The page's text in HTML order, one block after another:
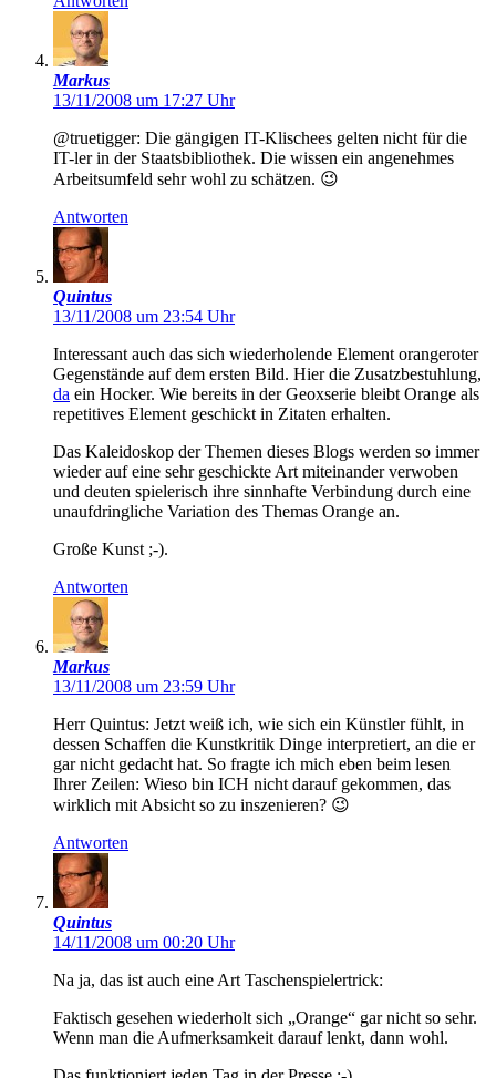
Markus
13/11/2008 um 17:27 Uhr
@truetigger: Die gängigen IT-Klischees gelten nicht für die
IT-ler in der Staatsbibliothek. Die wissen ein angenehmes
Arbeitsumfeld sehr wohl zu schätzen. 😉
Antworten
Quintus
13/11/2008 um 23:54 Uhr
Interessant auch das sich wiederholende Element orangeroter
Gegenstände auf dem ersten Bild. Hier die Zusatzbestuhlung,
da ein Hocker. Wie bereits in der Geoxserie bleibt Orange als
repetitives Element geschickt in Zitaten erhalten.
Das Kaleidoskop der Themen dieses Blogs werden so immer
wieder auf eine sehr geschickte Art miteinander verwoben
und deuten spielerisch ihre sinnhafte Verbindung durch eine
unaufdringliche Variation des Themas Orange an.
Große Kunst ;-).
Antworten
Markus
13/11/2008 um 23:59 Uhr
Herr Quintus: Jetzt weiß ich, wie sich ein Künstler fühlt, in
dessen Schaffen die Kunstkritik Dinge interpretiert, an die er
gar nicht gedacht hat. So fragte ich mich eben beim lesen
Ihrer Zeilen: Wieso bin ICH nicht darauf gekommen, das
wirklich mit Absicht so zu inszenieren? 😉
Antworten
Quintus
14/11/2008 um 00:20 Uhr
Na ja, das ist auch eine Art Taschenspielertrick:
Faktisch gesehen wiederholt sich „Orange“ gar nicht so sehr.
Wenn man die Aufmerksamkeit darauf lenkt, dann wohl.